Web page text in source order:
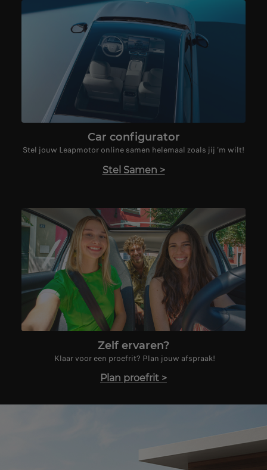
Car configurator
Stel jouw Leapmotor online samen helemaal zoals jij ‘m wilt!
Stel Samen >
Zelf ervaren?
Klaar voor een proefrit? Plan jouw afspraak!
Plan proefrit >